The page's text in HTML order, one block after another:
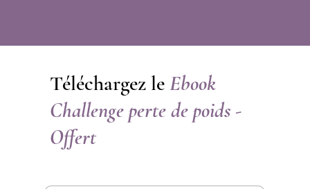
Téléchargez leEbook
Challenge perte de poids -
Offert